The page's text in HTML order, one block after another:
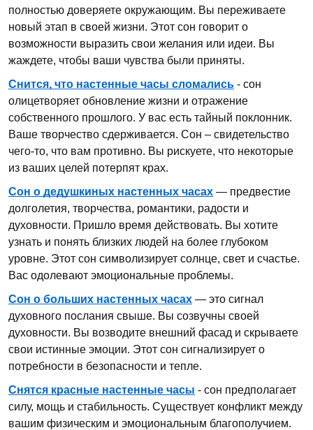
полностью доверяете окружающим. Вы переживаете
новый этап в своей жизни. Этот сон говорит о
возможности выразить свои желания или идеи. Вы
жаждете, чтобы ваши чувства были приняты.
Снится, что настенные часы сломались - сон
олицетворяет обновление жизни и отражение
собственного прошлого. У вас есть тайный поклонник.
Ваше творчество сдерживается. Сон – свидетельство
чего-то, что вам противно. Вы рискуете, что некоторые
из ваших целей потерпят крах.
Сон о дедушкиных настенных часах — предвестие
долголетия, творчества, романтики, радости и
духовности. Пришло время действовать. Вы хотите
узнать и понять близких людей на более глубоком
уровне. Этот сон символизирует солнце, свет и счастье.
Вас одолевают эмоциональные проблемы.
Сон о больших настенных часах — это сигнал
духовного послания свыше. Вы созвучны своей
духовности. Вы возводите внешний фасад и скрываете
свои истинные эмоции. Этот сон сигнализирует о
потребности в безопасности и тепле.
Снятся красные настенные часы - сон предполагает
силу, мощь и стабильность. Существует конфликт между
вашим физическим и эмоциональным благополучием.